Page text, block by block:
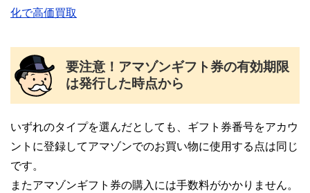
化で高価買取
要注意！アマゾンギフト券の有効期限
は発行した時点から
いずれのタイプを選んだとしても、ギフト券番号をアカウ
ントに登録してアマゾンでのお買い物に使用する点は同じ
です。
またアマゾンギフト券の購入には手数料がかかりません。